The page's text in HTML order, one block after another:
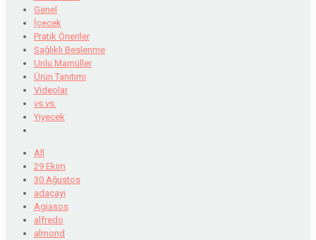
Genel
İçecek
Pratik Öneriler
Sağlıklı Beslenme
Unlu Mamüller
Ürün Tanıtımı
Videolar
vs.vs.
Yiyecek
All
29 Ekim
30 Ağustos
adaçayı
Agiasos
alfredo
almond